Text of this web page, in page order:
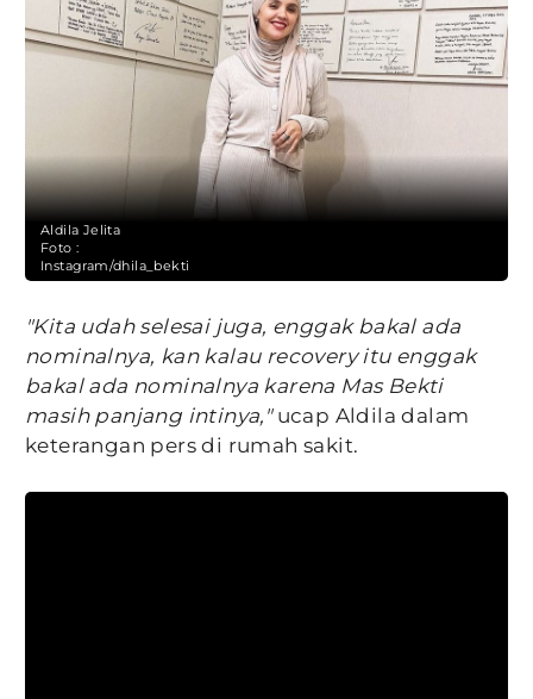
Aldila Jelita
Foto :
Instagram/dhila_bekti
"Kita udah selesai juga, enggak bakal ada
nominalnya, kan kalau recovery itu enggak
bakal ada nominalnya karena Mas Bekti
masih panjang intinya,"ucap Aldila dalam
keterangan pers di rumah sakit.